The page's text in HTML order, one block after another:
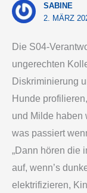
SABINE
2. MÄRZ
Die S04-
ungerechten
Diskriminierung
Hunde
und Milde haben
was passiert
„Dann hören die
auf, wenn’s
elektrifizieren,